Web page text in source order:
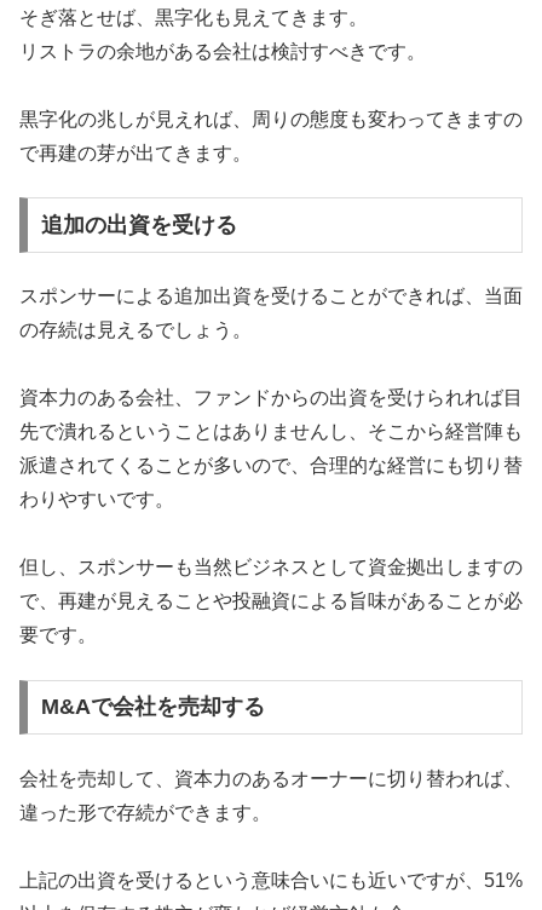
そぎ落とせば、黒字化も見えてきます。
リストラの余地がある会社は検討すべきです。
黒字化の兆しが見えれば、周りの態度も変わってきますの
で再建の芽が出てきます。
追加の出資を受ける
スポンサーによる追加出資を受けることができれば、当面
の存続は見えるでしょう。
資本力のある会社、ファンドからの出資を受けられれば目
先で潰れるということはありませんし、そこから経営陣も
派遣されてくることが多いので、合理的な経営にも切り替
わりやすいです。
但し、スポンサーも当然ビジネスとして資金拠出しますの
で、再建が見えることや投融資による旨味があることが必
要です。
M&Aで会社を売却する
会社を売却して、資本力のあるオーナーに切り替われば、
違った形で存続ができます。
上記の出資を受けるという意味合いにも近いですが、51%